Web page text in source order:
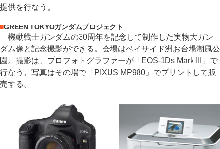
提供を行なう。
■GREEN TOKYOガンダムプロジェクト
機動戦士ガンダムの30周年を記念して制作した実物大ガン
ダム像と記念撮影ができる。会場はベイサイド洲お台場潮風公
園。撮影は、プロフォトグラファーが「EOS-1Ds Mark III」で
行なう。写真はその場で「PIXUS MP980」でプリントして販
売する。